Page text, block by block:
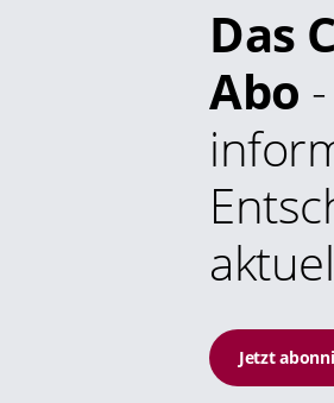
Das
Abo
Jetzt